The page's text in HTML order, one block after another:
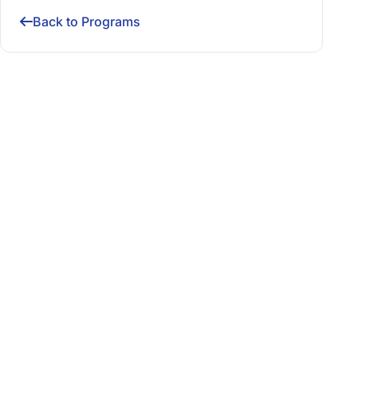
Back to Programs